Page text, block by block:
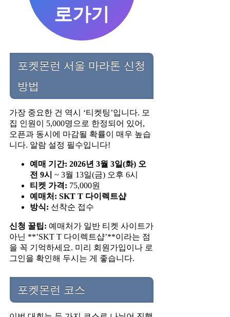
로가기
포켓몬런 서울 마라톤 신청
방법
가장 중요한 건 역시 ‘티켓팅’입니다. 모
집 인원이 5,000명으로 한정되어 있어,
오픈과 동시에 마감될 확률이 매우 높습
니다. 알람 설정 필수입니다!
예매 기간: 2026년 3월 3일(화) 오
전 9시 ~ 3월 13일(금) 오후 6시
티켓 가격: 75,000원
예매처: SKT T 다이렉트샵
방식: 선착순 접수
신청 꿀팁: 예매처가 일반 티켓 사이트가
아닌 **’SKT T 다이렉트샵’**이라는 점
을 꼭 기억하세요. 미리 회원가입이나 로
그인을 확인해 두시는 게 좋습니다.
포켓몬런 코스